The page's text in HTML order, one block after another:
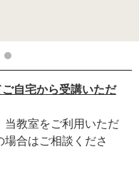
自宅から受講いただ
当教室をご利用いただ
合はご相談くださ